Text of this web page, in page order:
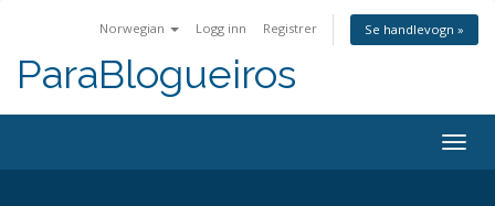
Norwegian Logg inn Registrer Se handlevogn »
ParaBlogueiros